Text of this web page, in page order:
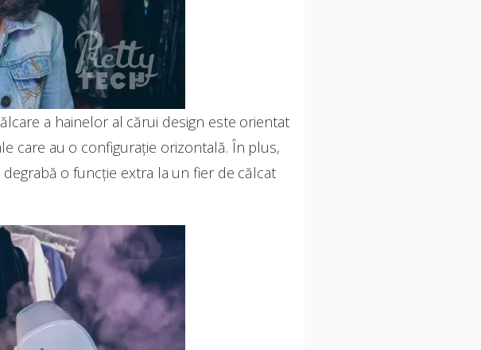
a hainelor al cărui design este orientat
care au o configurație orizontală. În plus,
o funcție extra la un fier de călcat